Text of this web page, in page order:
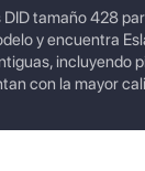
tamaño 428
y encuentra
incluyendo
con la mayor